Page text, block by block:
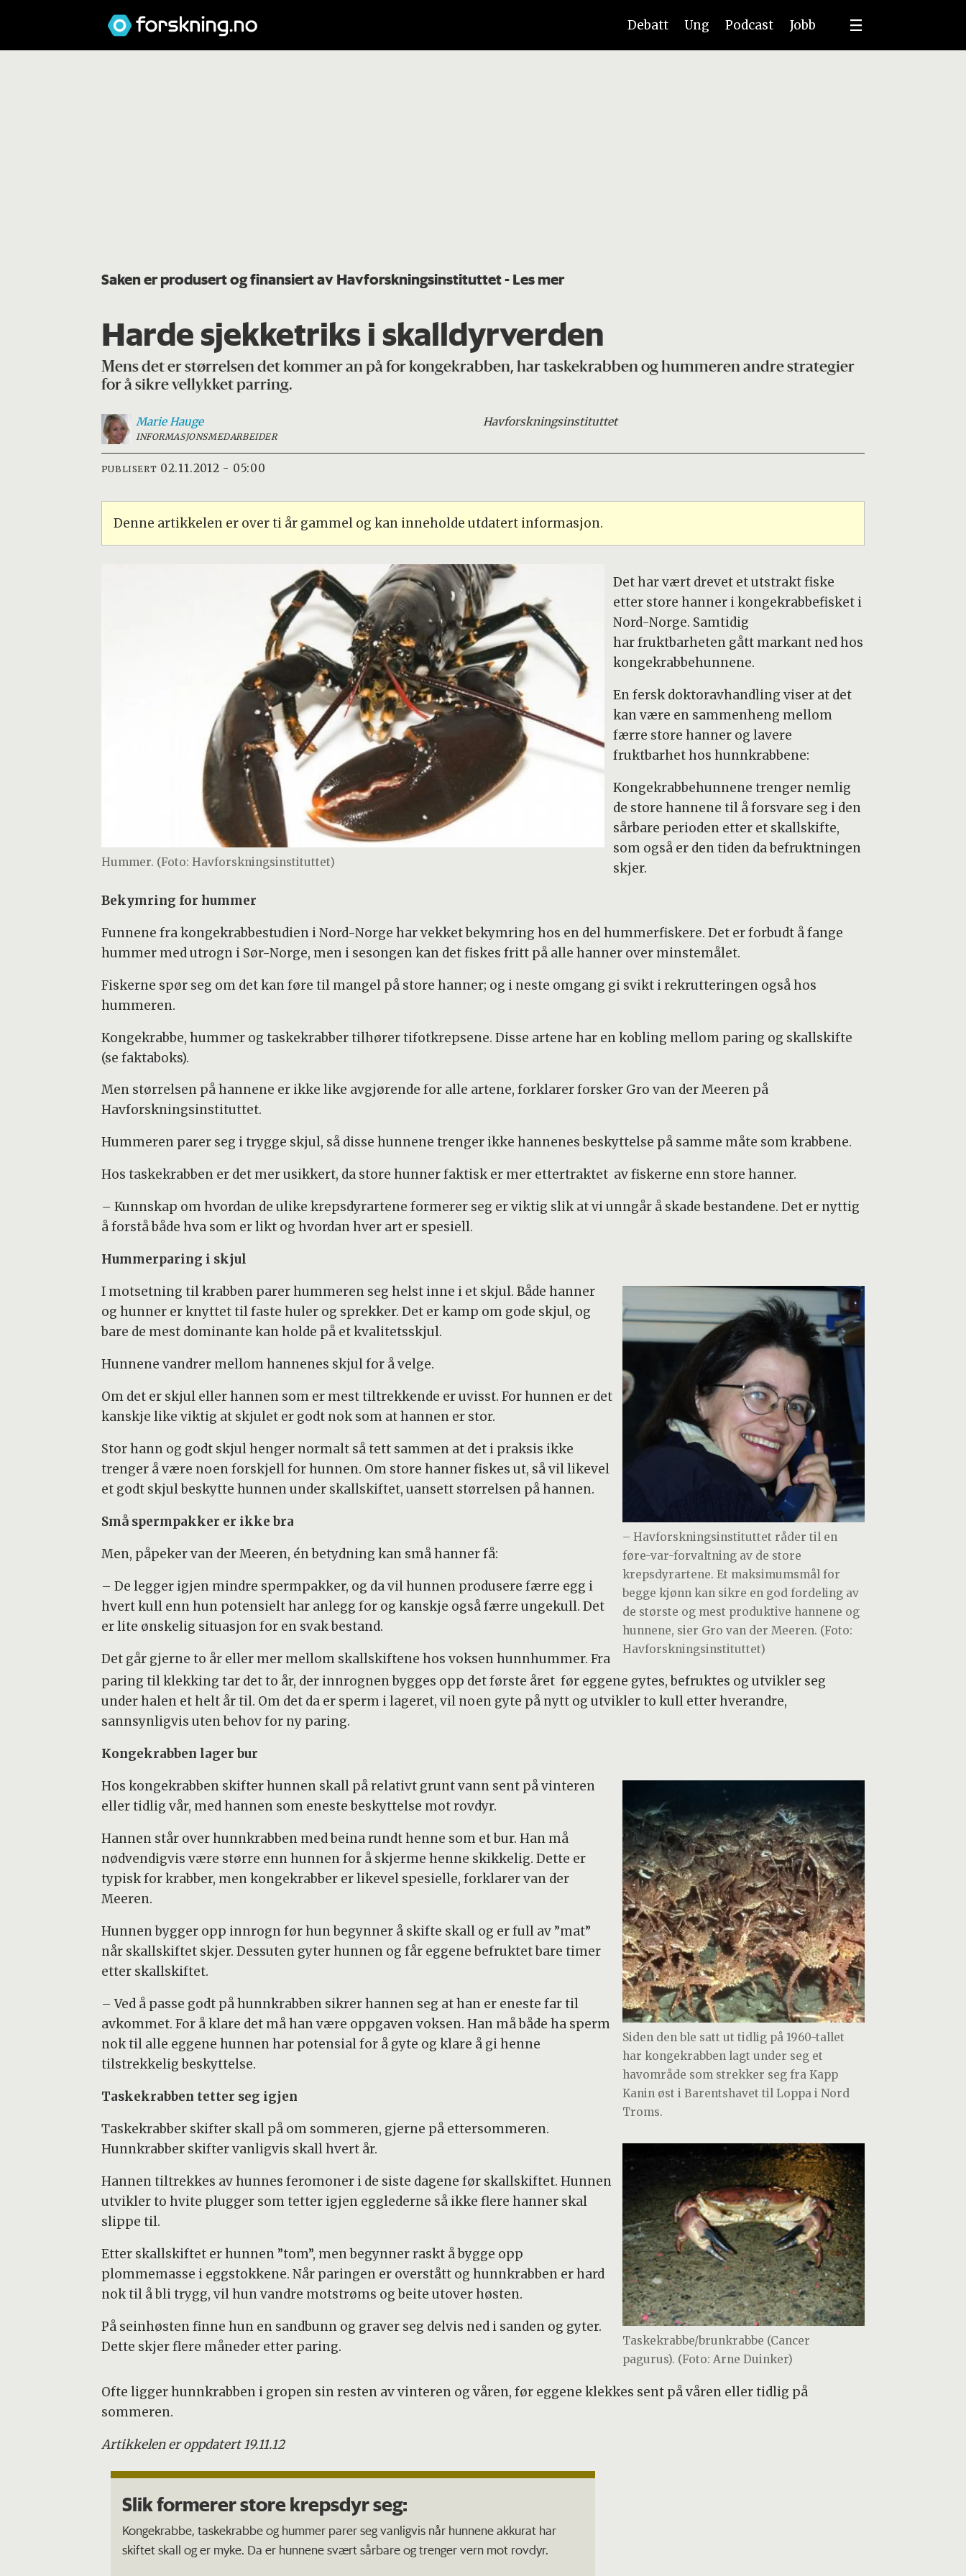
Debatt Ung Podcast Jobb
Saken er produsert og finansiert av Havforskningsinstituttet- Les mer
Harde sjekketriks i skalldyrverden
Mens det er størrelsen det kommer an på for kongekrabben, har taskekrabben og hummeren andre strategier
for å sikre vellykket parring.
Marie Hauge
INFORMASJONSMEDARBEIDER
Havforskningsinstituttet
PUBLISERT 02.11.2012 - 05:00
Denne artikkelen er over ti år gammel og kan inneholde utdatert informasjon.
Hummer. (Foto: Havforskningsinstituttet)
Det har vært drevet et utstrakt fiske
etter store hanner i kongekrabbefisket i
Nord-Norge. Samtidig
har fruktbarheten gått markant ned hos
kongekrabbehunnene.
En fersk doktoravhandling viser at det
kan være en sammenheng mellom
færre store hanner og lavere
fruktbarhet hos hunnkrabbene:
Kongekrabbehunnene trenger nemlig
de store hannene til å forsvare seg i den
sårbare perioden etter et skallskifte,
som også er den tiden da befruktningen
skjer.
Bekymring for hummer
Funnene fra kongekrabbestudien i Nord-Norge har vekket bekymring hos en del hummerfiskere. Det er forbudt å fange
hummer med utrogn i Sør-Norge, men i sesongen kan det fiskes fritt på alle hanner over minstemålet.
Fiskerne spør seg om det kan føre til mangel på store hanner; og i neste omgang gi svikt i rekrutteringen også hos
hummeren.
Kongekrabbe, hummer og taskekrabber tilhører tifotkrepsene. Disse artene har en kobling mellom paring og skallskifte
(se faktaboks).
Men størrelsen på hannene er ikke like avgjørende for alle artene, forklarer forsker Gro van der Meeren på
Havforskningsinstituttet.
Hummeren parer seg i trygge skjul, så disse hunnene trenger ikke hannenes beskyttelse på samme måte som krabbene.
Hos taskekrabben er det mer usikkert, da store hunner faktisk er mer ettertraktet av fiskerne enn store hanner.
– Kunnskap om hvordan de ulike krepsdyrartene formerer seg er viktig slik at vi unngår å skade bestandene. Det er nyttig
å forstå både hva som er likt og hvordan hver art er spesiell.
Hummerparing i skjul
– Havforskningsinstituttet råder til en
føre-var-forvaltning av de store
krepsdyrartene. Et maksimumsmål for
begge kjønn kan sikre en god fordeling av
de største og mest produktive hannene og
hunnene, sier Gro van der Meeren. (Foto:
Havforskningsinstituttet)
I motsetning til krabben parer hummeren seg helst inne i et skjul. Både hanner
og hunner er knyttet til faste huler og sprekker. Det er kamp om gode skjul, og
bare de mest dominante kan holde på et kvalitetsskjul.
Hunnene vandrer mellom hannenes skjul for å velge.
Om det er skjul eller hannen som er mest tiltrekkende er uvisst. For hunnen er det
kanskje like viktig at skjulet er godt nok som at hannen er stor.
Stor hann og godt skjul henger normalt så tett sammen at det i praksis ikke
trenger å være noen forskjell for hunnen. Om store hanner fiskes ut, så vil likevel
et godt skjul beskytte hunnen under skallskiftet, uansett størrelsen på hannen.
Små spermpakker er ikke bra
Men, påpeker van der Meeren, én betydning kan små hanner få:
– De legger igjen mindre spermpakker, og da vil hunnen produsere færre egg i
hvert kull enn hun potensielt har anlegg for og kanskje også færre ungekull. Det
er lite ønskelig situasjon for en svak bestand.
Det går gjerne to år eller mer mellom skallskiftene hos voksen hunnhummer. Fra
paring til klekking tar det to år, der innrognen bygges opp det første året før eggene gytes, befruktes og utvikler seg
under halen et helt år til. Om det da er sperm i lageret, vil noen gyte på nytt og utvikler to kull etter hverandre,
sannsynligvis uten behov for ny paring.
Kongekrabben lager bur
Siden den ble satt ut tidlig på 1960-tallet
har kongekrabben lagt under seg et
havområde som strekker seg fra Kapp
Kanin øst i Barentshavet til Loppa i Nord
Troms.
Hos kongekrabben skifter hunnen skall på relativt grunt vann sent på vinteren
eller tidlig vår, med hannen som eneste beskyttelse mot rovdyr.
Hannen står over hunnkrabben med beina rundt henne som et bur. Han må
nødvendigvis være større enn hunnen for å skjerme henne skikkelig. Dette er
typisk for krabber, men kongekrabber er likevel spesielle, forklarer van der
Meeren.
Hunnen bygger opp innrogn før hun begynner å skifte skall og er full av ”mat”
når skallskiftet skjer. Dessuten gyter hunnen og får eggene befruktet bare timer
etter skallskiftet.
– Ved å passe godt på hunnkrabben sikrer hannen seg at han er eneste far til
avkommet. For å klare det må han være oppgaven voksen. Han må både ha sperm
nok til alle eggene hunnen har potensial for å gyte og klare å gi henne
tilstrekkelig beskyttelse.
Taskekrabben tetter seg igjen
Taskekrabbe/brunkrabbe (Cancer
pagurus). (Foto: Arne Duinker)
Taskekrabber skifter skall på om sommeren, gjerne på ettersommeren.
Hunnkrabber skifter vanligvis skall hvert år.
Hannen tiltrekkes av hunnes feromoner i de siste dagene før skallskiftet. Hunnen
utvikler to hvite plugger som tetter igjen egglederne så ikke flere hanner skal
slippe til.
Etter skallskiftet er hunnen ”tom”, men begynner raskt å bygge opp
plommemasse i eggstokkene. Når paringen er overstått og hunnkrabben er hard
nok til å bli trygg, vil hun vandre motstrøms og beite utover høsten.
På seinhøsten finne hun en sandbunn og graver seg delvis ned i sanden og gyter.
Dette skjer flere måneder etter paring.
Ofte ligger hunnkrabben i gropen sin resten av vinteren og våren, før eggene klekkes sent på våren eller tidlig på
sommeren.
Artikkelen er oppdatert 19.11.12
Slik formerer store krepsdyr seg:
Kongekrabbe, taskekrabbe og hummer parer seg vanligvis når hunnene akkurat har
skiftet skall og er myke. Da er hunnene svært sårbare og trenger vern mot rovdyr.